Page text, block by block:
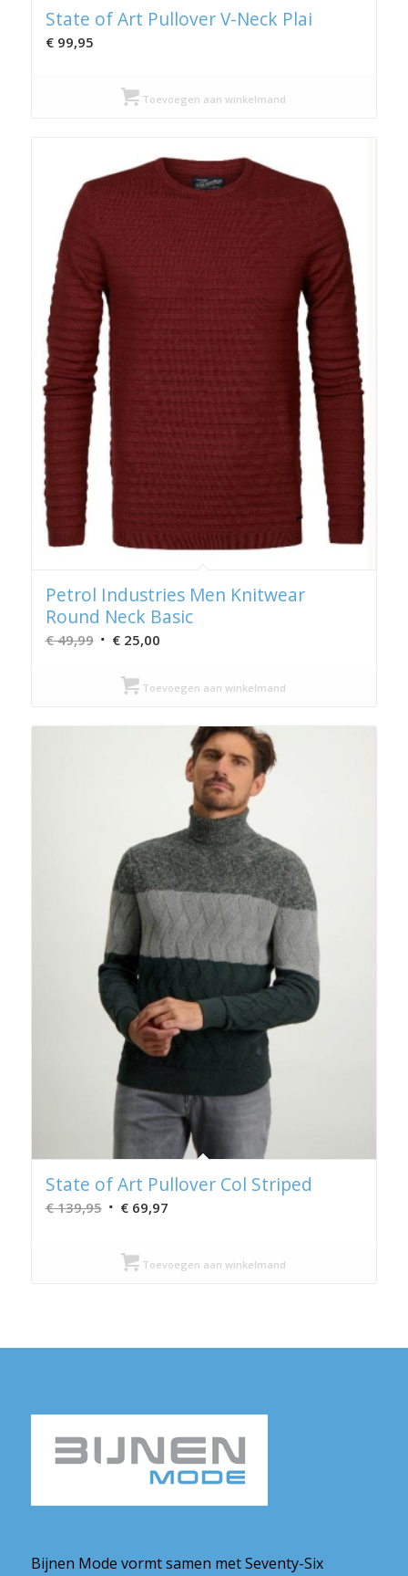
State of Art Pullover V-Neck Plai
€99,95
Toevoegen aan winkelmand
Petrol Industries Men Knitwear
Round Neck Basic
€49,99 Oorspronkelijke
was:
€25,00Huidige
is:
Toevoegen aan winkelmand
State of Art Pullover Col Striped
€139,95 Oorspronkelijke
was:
€ 139,95.
€69,97Huidige
€ 69,97.
Toevoegen aan winkelmand
Bijnen Mode vormt samen met Seventy-Six